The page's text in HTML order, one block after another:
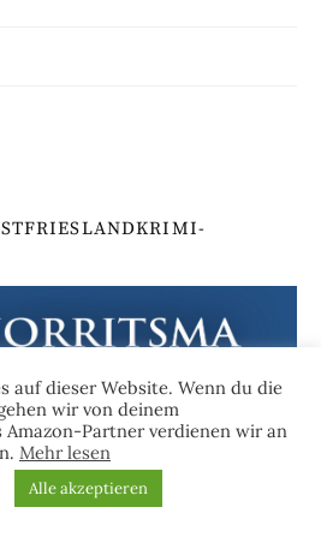
auf dieser Website. Wenn du die
wir von deinem
Amazon-Partner verdienen wir an
Mehr lesen
Alle akzeptieren